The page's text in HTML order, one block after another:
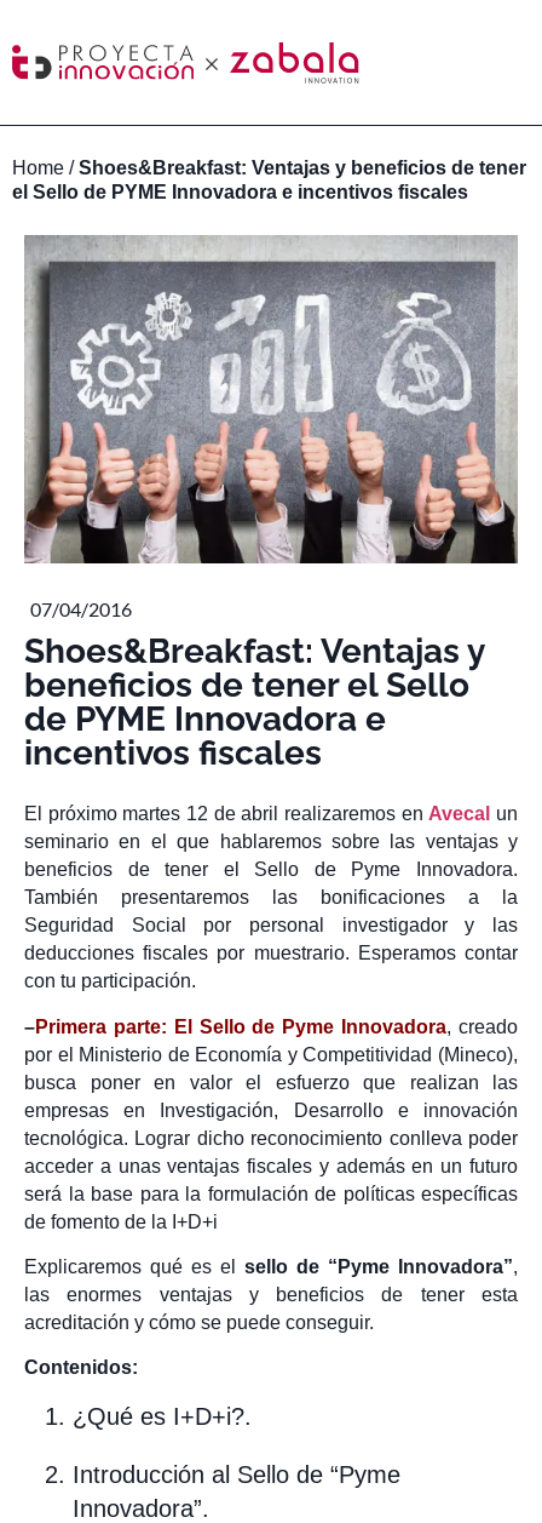
Home /Shoes&Breakfast: Ventajas y beneficios de tener
el Sello de PYME Innovadora e incentivos fiscales
07/04/2016
Shoes&Breakfast: Ventajas y
beneficios de tener el Sello
de PYME Innovadora e
incentivos fiscales
El próximo martes 12 de abril realizaremos en Avecal un
seminario en el que hablaremos sobre las ventajas y
beneficios de tener el Sello de Pyme Innovadora.
También presentaremos las bonificaciones a la
Seguridad Social por personal investigador y las
deducciones fiscales por muestrario. Esperamos contar
con tu participación.
–Primera parte: El Sello de Pyme Innovadora, creado
por el Ministerio de Economía y Competitividad (Mineco),
busca poner en valor el esfuerzo que realizan las
empresas en Investigación, Desarrollo e innovación
tecnológica. Lograr dicho reconocimiento conlleva poder
acceder a unas ventajas fiscales y además en un futuro
será la base para la formulación de políticas específicas
de fomento de la I+D+i
Explicaremos qué es el sello de “Pyme Innovadora”,
las enormes ventajas y beneficios de tener esta
acreditación y cómo se puede conseguir.
Contenidos:
¿Qué es I+D+i?.
Introducción al Sello de “Pyme
Innovadora”.